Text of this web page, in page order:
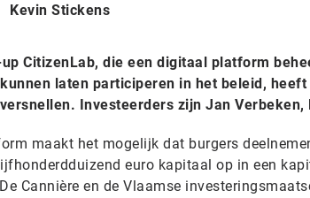
Kevin Stickens
CitizenLab, die een digitaal platform
laten participeren in het beleid,
Investeerders zijn Jan Verbeken,
maakt het mogelijk dat burgers
euro kapitaal op in een
Cannière en de Vlaamse